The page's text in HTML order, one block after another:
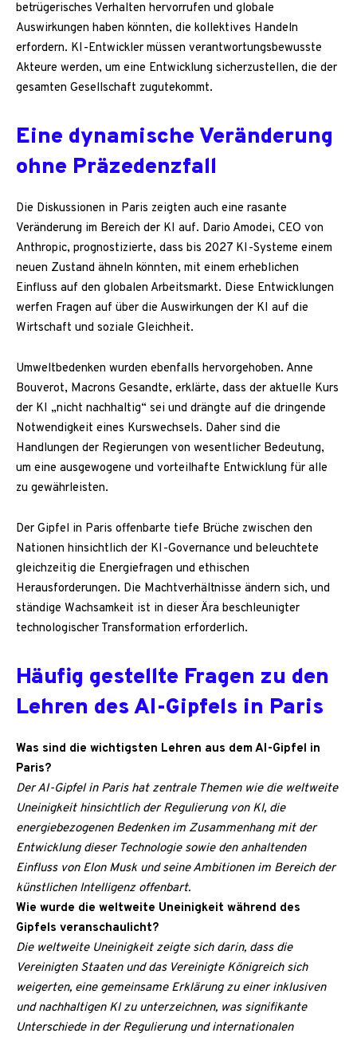
betrügerisches Verhalten hervorrufen und globale
Auswirkungen haben könnten, die kollektives Handeln
erfordern. KI-Entwickler müssen verantwortungsbewusste
Akteure werden, um eine Entwicklung sicherzustellen, die der
gesamten Gesellschaft zugutekommt.
Eine dynamische Veränderung
ohne Präzedenzfall
Die Diskussionen in Paris zeigten auch eine rasante
Veränderung im Bereich der KI auf. Dario Amodei, CEO von
Anthropic, prognostizierte, dass bis 2027 KI-Systeme einem
neuen Zustand ähneln könnten, mit einem erheblichen
Einfluss auf den globalen Arbeitsmarkt. Diese Entwicklungen
werfen Fragen auf über die Auswirkungen der KI auf die
Wirtschaft und soziale Gleichheit.
Umweltbedenken wurden ebenfalls hervorgehoben. Anne
Bouverot, Macrons Gesandte, erklärte, dass der aktuelle Kurs
der KI „nicht nachhaltig“ sei und drängte auf die dringende
Notwendigkeit eines Kurswechsels. Daher sind die
Handlungen der Regierungen von wesentlicher Bedeutung,
um eine ausgewogene und vorteilhafte Entwicklung für alle
zu gewährleisten.
Der Gipfel in Paris offenbarte tiefe Brüche zwischen den
Nationen hinsichtlich der KI-Governance und beleuchtete
gleichzeitig die Energiefragen und ethischen
Herausforderungen. Die Machtverhältnisse ändern sich, und
ständige Wachsamkeit ist in dieser Ära beschleunigter
technologischer Transformation erforderlich.
Häufig gestellte Fragen zu den
Lehren des AI-Gipfels in Paris
Was sind die wichtigsten Lehren aus dem AI-Gipfel in
Paris?
Der AI-Gipfel in Paris hat zentrale Themen wie die weltweite
Uneinigkeit hinsichtlich der Regulierung von KI, die
energiebezogenen Bedenken im Zusammenhang mit der
Entwicklung dieser Technologie sowie den anhaltenden
Einfluss von Elon Musk und seine Ambitionen im Bereich der
künstlichen Intelligenz offenbart.
Wie wurde die weltweite Uneinigkeit während des
Gipfels veranschaulicht?
Die weltweite Uneinigkeit zeigte sich darin, dass die
Vereinigten Staaten und das Vereinigte Königreich sich
weigerten, eine gemeinsame Erklärung zu einer inklusiven
und nachhaltigen KI zu unterzeichnen, was signifikante
Unterschiede in der Regulierung und internationalen